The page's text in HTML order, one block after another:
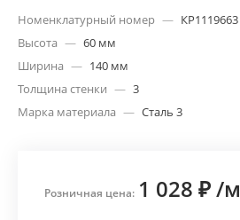
Номенклатурный номер — КР1119663
Высота — 60 мм
Ширина — 140 мм
Толщина стенки — 3
Марка материала — Сталь 3
Розничная цена: 1 028 ₽/м